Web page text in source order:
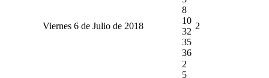
Viernes 6 de Julio de 2018
8
10
32
35
36
2
2
5